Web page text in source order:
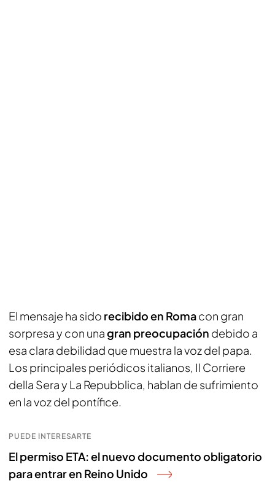
El mensaje ha sido recibido en Romacon gran
sorpresa y con unagran preocupación debido a
esa clara debilidad que muestra la voz del papa.
Los principales periódicos italianos, Il Corriere
della Sera y La Repubblica, hablan de sufrimiento
en la voz del pontífice.
PUEDE INTERESARTE
El permiso ETA: el nuevo documento obligatorio
para entrar en Reino Unido